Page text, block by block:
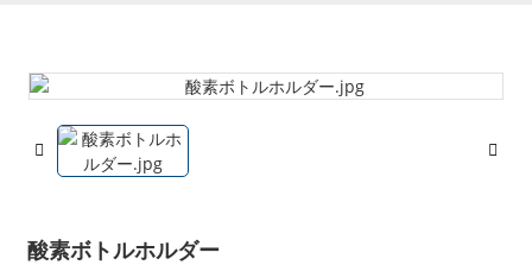
酸素ボトルホルダー